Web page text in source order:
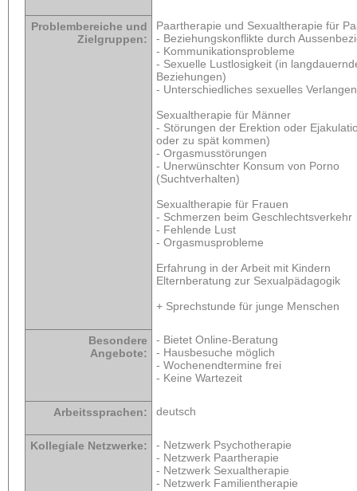
Problembereiche und
Zielgruppen:
Paartherapie und Sexualtherapie für
- Beziehungskonflikte durch
- Kommunikationsprobleme
- Sexuelle Lustlosigkeit (in
Beziehungen)
- Unterschiedliches sexuelles Verlangen
Sexualtherapie für Männer
- Störungen der Erektion oder
oder zu spät kommen)
- Orgasmusstörungen
- Unerwünschter Konsum von Porno
(Suchtverhalten)
Sexualtherapie für Frauen
- Schmerzen beim Geschlechtsverkehr
- Fehlende Lust
- Orgasmusprobleme
Erfahrung in der Arbeit mit Kindern
Elternberatung zur Sexualpädagogik
+ Sprechstunde für junge Menschen
Besondere
Angebote:
- Bietet Online-Beratung
- Hausbesuche möglich
- Wochenendtermine frei
- Keine Wartezeit
Arbeitssprachen: deutsch
Kollegiale Netzwerke:
- Netzwerk Psychotherapie
- Netzwerk Paartherapie
- Netzwerk Sexualtherapie
- Netzwerk Familientherapie